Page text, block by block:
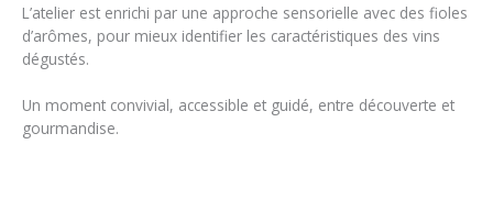
L’atelier est enrichi par une approche sensorielle avec des fioles
d’arômes, pour mieux identifier les caractéristiques des vins
dégustés.
Un moment convivial, accessible et guidé, entre découverte et
gourmandise.